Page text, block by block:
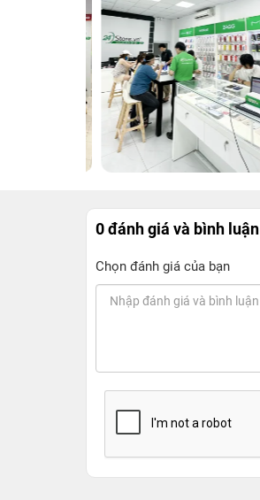
0 đánh giá và bình luận
Chọn đánh giá của bạn